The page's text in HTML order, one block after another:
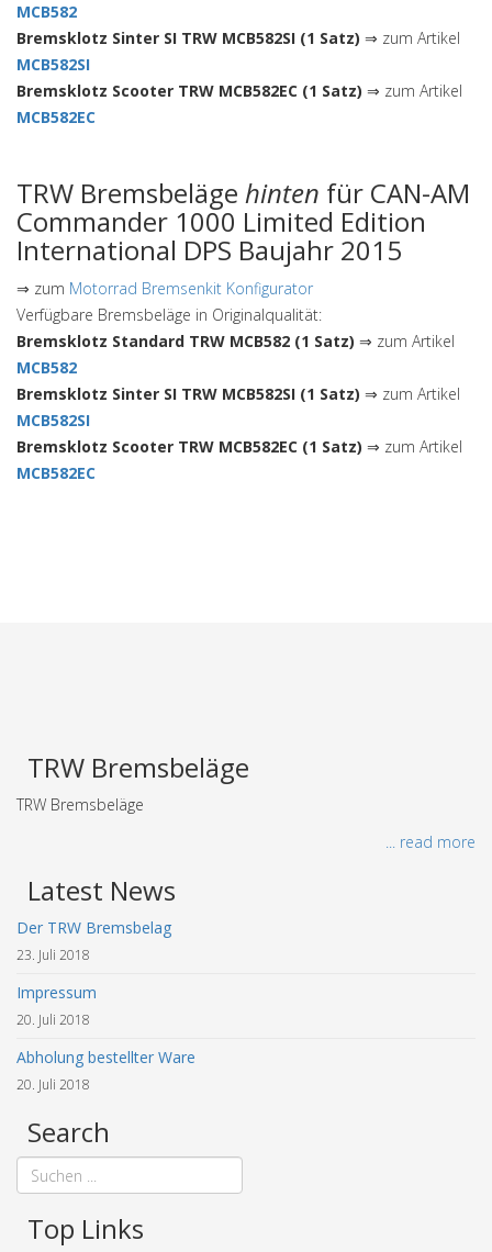
MCB582
Bremsklotz Sinter SI TRW MCB582SI (1 Satz) ⇒ zum Artikel
MCB582SI
Bremsklotz Scooter TRW MCB582EC (1 Satz) ⇒ zum Artikel
MCB582EC
TRW Bremsbeläge hinten für CAN-AM
Commander 1000 Limited Edition
International DPS Baujahr 2015
⇒ zum Motorrad Bremsenkit Konfigurator
Verfügbare Bremsbeläge in Originalqualität:
Bremsklotz Standard TRW MCB582 (1 Satz) ⇒ zum Artikel
MCB582
Bremsklotz Sinter SI TRW MCB582SI (1 Satz) ⇒ zum Artikel
MCB582SI
Bremsklotz Scooter TRW MCB582EC (1 Satz) ⇒ zum Artikel
MCB582EC
TRW Bremsbeläge
TRW Bremsbeläge
... read more
Latest News
Der TRW Bremsbelag
23. Juli 2018
Impressum
20. Juli 2018
Abholung bestellter Ware
20. Juli 2018
Search
Top Links